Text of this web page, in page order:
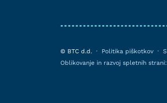
© BTC d.d. · Politika piškotkov ·
Oblikovanje in razvoj spletnih